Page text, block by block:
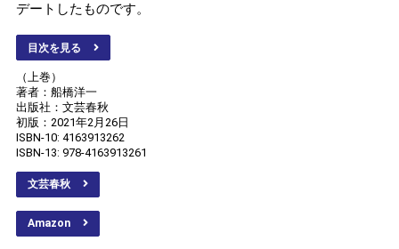
デートしたものです。
目次を見る
（上巻）
著者：船橋洋一
出版社：文芸春秋
初版：2021年2月26日
ISBN-10: 4163913262
ISBN-13: 978-4163913261
文芸春秋
Amazon